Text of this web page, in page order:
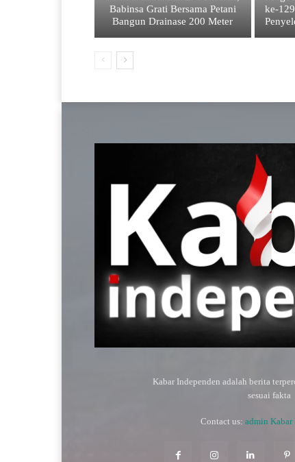
Babinsa Grati Bersama Petani
Bangun Drainase 200 Meter
ke-
Kabar Independen adalah berita
sesuai fakta
Contact us: admin Kabar